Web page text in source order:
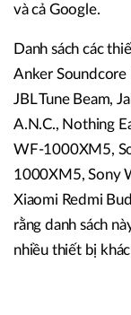
và cả Google.
Danh sách các
Anker Soundcore
JBL Tune Beam,
A.N.C., Nothing
WF-1000XM5,
1000XM5, Sony
Xiaomi Redmi
rằng danh sách
nhiều thiết bị